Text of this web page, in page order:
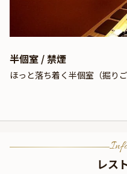
半個室 / 禁煙
ほっと落ち着く半個室（掘りご
レス